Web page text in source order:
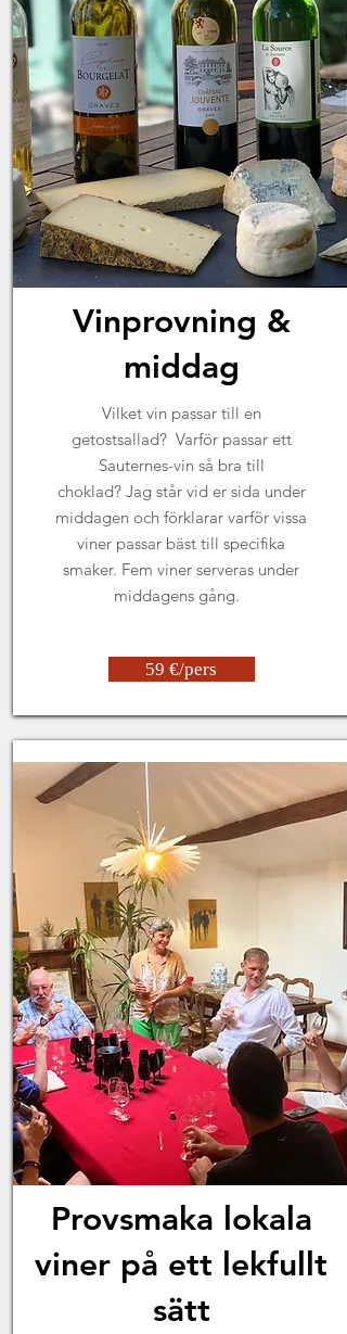
Vinprovning &
middag
Vilket vin passar till en
getostsallad? Varför passar ett
Sauternes-vin så bra till
choklad? Jag står vid er sida under
middagen och förklarar varför vissa
viner passar bäst till specifika
smaker. Fem viner serveras under
middagens gång.
59 €/pers
Provsmaka lokala
viner på ett lekfullt
sätt